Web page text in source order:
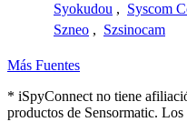
Syokudou , Syscom
Szneo , Szsinocam
Más Fuentes
* iSpyConnect no tiene
productos de Sensormatic.